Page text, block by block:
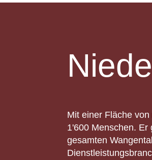
Mit einer Fläche
1'600 Menschen. Er
gesamten